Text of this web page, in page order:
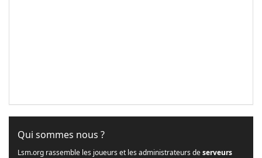
Qui sommes nous ?
Lsm.org rassemble les joueurs et les administrateurs deserveurs